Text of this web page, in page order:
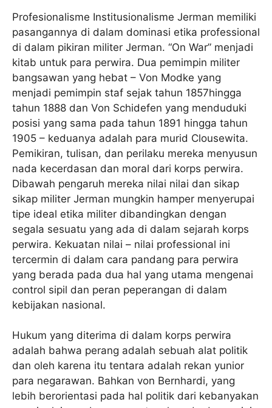
Profesionalisme Institusionalisme Jerman memiliki
pasangannya di dalam dominasi etika professional
di dalam pikiran militer Jerman. “On War” menjadi
kitab untuk para perwira. Dua pemimpin militer
bangsawan yang hebat – Von Modke yang
menjadi pemimpin staf sejak tahun 1857hingga
tahun 1888 dan Von Schidefen yang menduduki
posisi yang sama pada tahun 1891 hingga tahun
1905 – keduanya adalah para murid Clousewita.
Pemikiran, tulisan, dan perilaku mereka menyusun
nada kecerdasan dan moral dari korps perwira.
Dibawah pengaruh mereka nilai nilai dan sikap
sikap militer Jerman mungkin hamper menyerupai
tipe ideal etika militer dibandingkan dengan
segala sesuatu yang ada di dalam sejarah korps
perwira. Kekuatan nilai – nilai professional ini
tercermin di dalam cara pandang para perwira
yang berada pada dua hal yang utama mengenai
control sipil dan peran peperangan di dalam
kebijakan nasional.
Hukum yang diterima di dalam korps perwira
adalah bahwa perang adalah sebuah alat politik
dan oleh karena itu tentara adalah rekan yunior
para negarawan. Bahkan von Bernhardi, yang
lebih berorientasi pada hal politik dari kebanyakan